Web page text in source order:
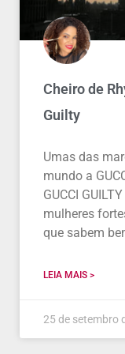
Cheiro de
Guilty
Umas das
mundo a
GUCCI
mulheres
que sabem
LEIA MAIS >
25 de setembro